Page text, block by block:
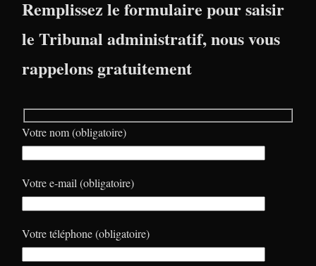
Remplissez le formulaire pour saisir
le Tribunal administratif, nous vous
rappelons gratuitement
Votre nom (obligatoire)
Votre e-mail (obligatoire)
Votre téléphone (obligatoire)